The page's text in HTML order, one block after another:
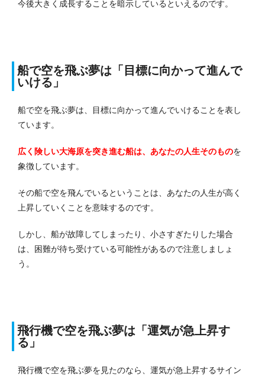
今後大きく成長することを暗示しているといえるのです。
船で空を飛ぶ夢は「目標に向かって進んで
いける」
船で空を飛ぶ夢は、目標に向かって進んでいけることを表し
ています。
広く険しい大海原を突き進む船は、あなたの人生そのものを
象徴しています。
その船で空を飛んでいるということは、あなたの人生が高く
上昇していくことを意味するのです。
しかし、船が故障してしまったり、小さすぎたりした場合
は、困難が待ち受けている可能性があるので注意しましょ
う。
飛行機で空を飛ぶ夢は「運気が急上昇す
る」
飛行機で空を飛ぶ夢を見たのなら、運気が急上昇するサイン